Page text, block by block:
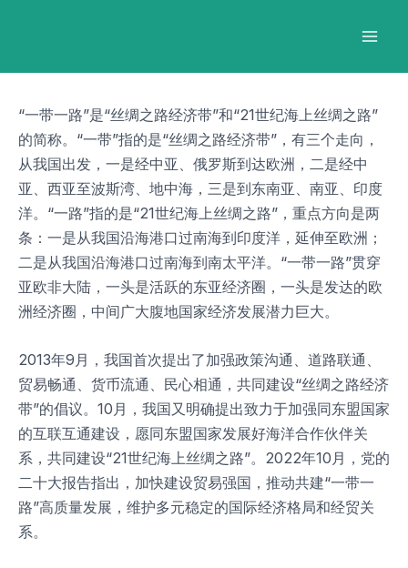
“一带一路”是“丝绸之路经济带”和“21世纪海上丝绸之路”
的简称。“一带”指的是“丝绸之路经济带”，有三个走向，
从我国出发，一是经中亚、俄罗斯到达欧洲，二是经中
亚、西亚至波斯湾、地中海，三是到东南亚、南亚、印度
洋。“一路”指的是“21世纪海上丝绸之路”，重点方向是两
条：一是从我国沿海港口过南海到印度洋，延伸至欧洲；
二是从我国沿海港口过南海到南太平洋。“一带一路”贯穿
亚欧非大陆，一头是活跃的东亚经济圈，一头是发达的欧
洲经济圈，中间广大腹地国家经济发展潜力巨大。
2013年9月，我国首次提出了加强政策沟通、道路联通、
贸易畅通、货币流通、民心相通，共同建设“丝绸之路经济
带”的倡议。10月，我国又明确提出致力于加强同东盟国家
的互联互通建设，愿同东盟国家发展好海洋合作伙伴关
系，共同建设“21世纪海上丝绸之路”。2022年10月，党的
二十大报告指出，加快建设贸易强国，推动共建“一带一
路”高质量发展，维护多元稳定的国际经济格局和经贸关
系。